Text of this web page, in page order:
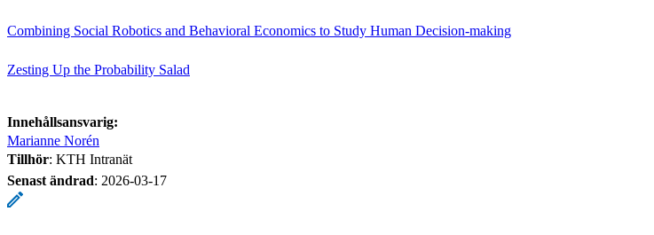
Combining Social Robotics and Behavioral Economics to Study Human Decision-making
Zesting Up the Probability Salad
Innehållsansvarig:
Marianne Norén
Tillhör: KTH Intranät
Senast ändrad: 2026-03-17